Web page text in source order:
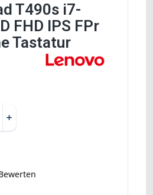
T490s i7-
FHD IPS FPr
Tastatur